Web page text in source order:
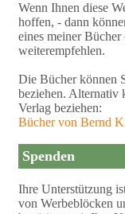
Wenn Ihnen diese
hoffen, - dann
eines meiner
weiterempfehlen.
Die Bücher können
beziehen. Alternativ
Verlag beziehen:
Bücher von Bernd
Spenden
Ihre Unterstützung
von Werbeblöcken